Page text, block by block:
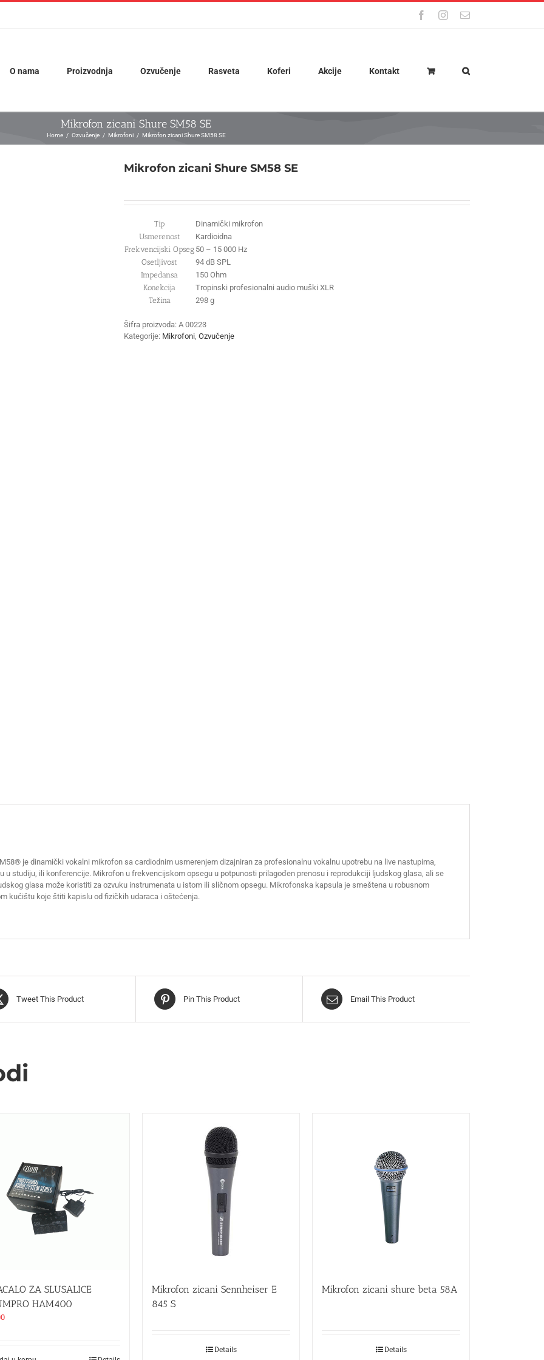
FacebookInstagram
Email
O nama Proizvodnja Ozvučenje Rasveta Koferi Akcije Kontakt
Mikrofon zicani Shure SM58 SE
Home Ozvučenje Mikrofoni Mikrofon zicani Shure SM58 SE
Mikrofon zicani Shure SM58 SE
Tip
Dinamički mikrofon
Usmerenost
Kardioidna
Frekvencijski Opseg 50 – 15 000 Hz
Osetljivost
94 dB SPL
Impedansa
150 Ohm
Konekcija
Tropinski profesionalni audio muški XLR
Težina
298 g
Šifra proizvoda: A 00223
Kategorije: Mikrofoni, Ozvučenje
je dinamički vokalni mikrofon sa cardiodnim usmerenjem dizajniran za profesionalnu vokalnu upotrebu na live nastupima,
u studiju, ili konferencije. Mikrofon u frekvencijskom opsegu u potpunosti prilagođen prenosu i reprodukciji ljudskog glasa, ali se
glasa može koristiti za ozvuku instrumenata u istom ili sličnom opsegu. Mikrofonska kapsula je smeštena u robusnom
kućištu koje štiti kapislu od fizičkih udaraca i oštećenja.
Tweet This Product Pin This Product Email This Product
ZA SLUSALICE
HAM400
Mikrofon zicani Sennheiser E
845 S
Details
Mikrofon zicani shure beta 58A
Details